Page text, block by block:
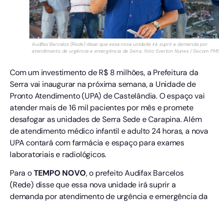
Audifax Barcelos (Rede) disse que essa nova unidade irá suprir a demanda por
atendimento de urgência e emergência da Serra. Foto: Everton Nunes / Secom
Com um investimento de R$ 8 milhões, a Prefeitura da
Serra vai inaugurar na próxima semana, a Unidade de
Pronto Atendimento (UPA) de Castelândia. O espaço vai
atender mais de 16 mil pacientes por mês e promete
desafogar as unidades de Serra Sede e Carapina. Além
de atendimento médico infantil e adulto 24 horas, a nova
UPA contará com farmácia e espaço para exames
laboratoriais e radiológicos.
Para oTEMPO NOVO, o prefeito Audifax Barcelos
(Rede) disse que essa nova unidade irá suprir a
demanda por atendimento de urgência e emergência da